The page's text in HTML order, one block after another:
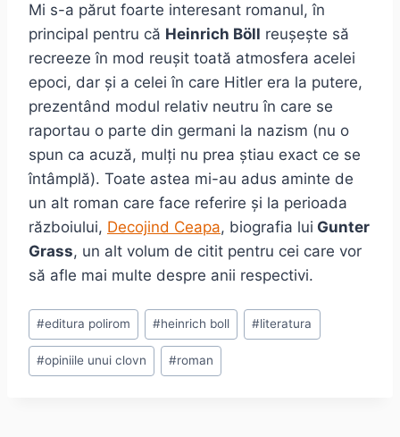
Mi s-a părut foarte interesant romanul, în
principal pentru că Heinrich Böll reușește să
recreeze în mod reușit toată atmosfera acelei
epoci, dar și a celei în care Hitler era la putere,
prezentând modul relativ neutru în care se
raportau o parte din germani la nazism (nu o
spun ca acuză, mulți nu prea știau exact ce se
întâmplă). Toate astea mi-au adus aminte de
un alt roman care face referire și la perioada
războiului, Decojind Ceapa, biografia lui Gunter
Grass, un alt volum de citit pentru cei care vor
să afle mai multe despre anii respectivi.
Post
Tags:
#editura polirom #heinrich boll #literatura
#opiniile unui clovn #roman